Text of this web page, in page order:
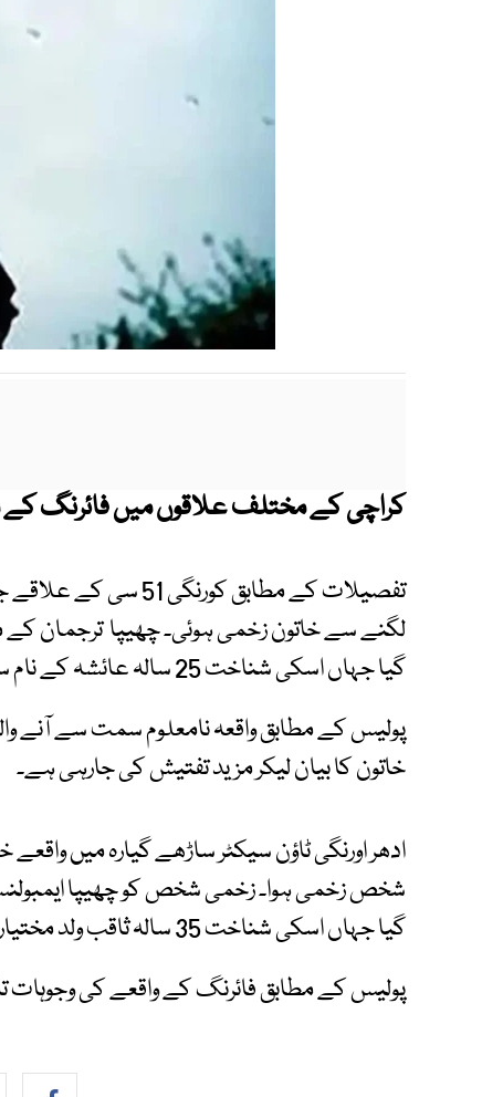
کراچی کے مختلف علاقوں میں فائرنگ کے مختلف
تفصیلات کے مطابق
لگنے سے خاتون زخمی ہوئی۔ چھیپا ترجمان کے
گیا جہاں اسکی شناخت 25 سالہ عائشہ کے نام سے ہوئی ہے۔
پولیس کے مطابق واقعہ نامعلوم سمت سے آنے
خاتون کا بیان لیکر مزید تفتیش کی جارہی ہے۔
ادھر اورنگی ٹاؤن سیکٹر ساڑھے گیارہ میں
شخص زخمی ہوا۔ زخمی شخص کو چھیپا
گیا جہاں اسکی شناخت 35 سالہ ثاقب ولد مختیار کے نام سے ہوئی ہے۔
پولیس کے مطابق فائرنگ کے واقعے کی وجوہات